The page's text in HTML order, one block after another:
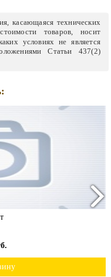
касающаяся технических
товаров, носит
условиях не является
Статьи 437(2)